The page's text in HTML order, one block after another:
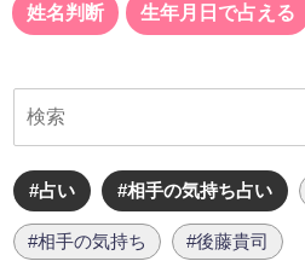
姓名判断 生年月日で占える
#占い #相手の気持ち占い
#相手の気持ち #後藤貴司